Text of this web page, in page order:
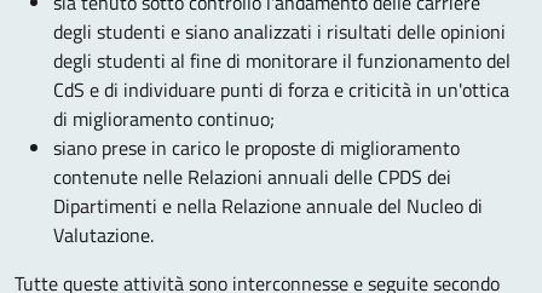
degli studenti e siano analizzati i risultati delle opinioni
degli studenti al fine di monitorare il funzionamento del
CdS e di individuare punti di forza e criticità in un'ottica
di miglioramento continuo;
siano prese in carico le proposte di miglioramento
contenute nelle Relazioni annuali delle CPDS dei
Dipartimenti e nella Relazione annuale del Nucleo di
Valutazione.
Tutte queste attività sono interconnesse e seguite secondo